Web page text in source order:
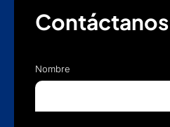
Contáctanos
Nombre